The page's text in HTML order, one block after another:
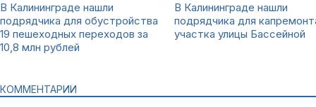
В Калининграде нашли
подрядчика для обустройства
19 пешеходных переходов за
10,8 млн рублей
В Калининграде нашли
подрядчика для
участка улицы Бассейной
КОММЕНТАРИИ